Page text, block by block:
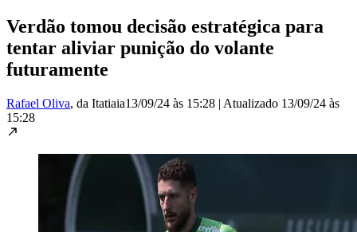
Verdão tomou decisão estratégica para
tentar aliviar punição do volante
futuramente
Rafael Oliva, da Itatiaia13/09/24 às 15:28 | Atualizado 13/09/24 às
15:28